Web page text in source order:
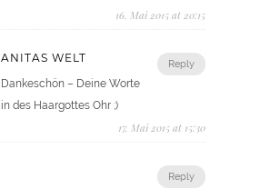
16. Mai 2015 at 20:15
Reply
ANITAS WELT
Dankeschön – Deine Worte
in des Haargottes Ohr ;)
17. Mai 2015 at 15:30
Reply